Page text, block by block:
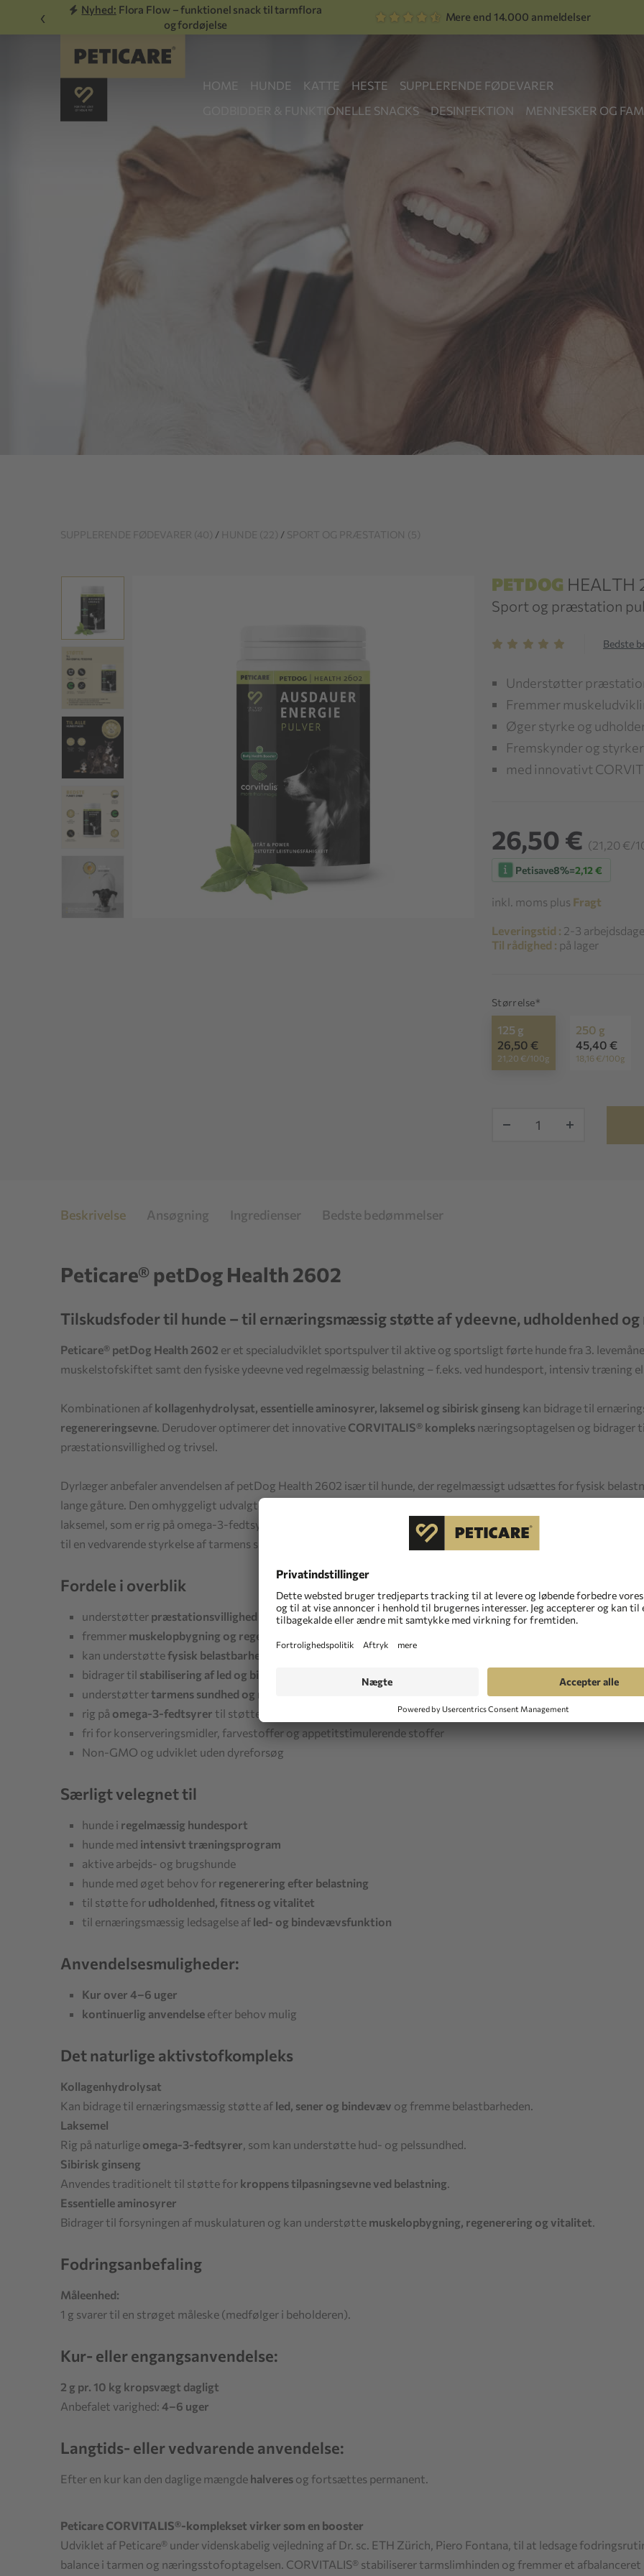
‹ Nyhed: Flora Flow – funktionel snack til tarmflora
og fordøjelse
Mere end 14.000 anmeldelser
HOME HUNDE KATTE HESTE
SUPPLERENDE FØDEVARER
GODBIDDER & FUNKTIONELLE SNACKS
DESINFEKTION MENNESKER OG
SUPPLERENDE FØDEVARER (40) / HUNDE (22) / SPORT OG PRÆSTATION (5)
PETDOG HEALTH
Sport og præstation
Bedste
Understøtter
Fremmer
Øger styrke og
Fremskynder og
med innovativt
26,50 € (21,20 €/
Petisave8%=2,12 €
inkl. moms plus Fragt
Leveringstid : 2-3 arbejdsdage
Til rådighed : på lager
Størrelse*
125 g
26,50 €
21,20 €/100g
250 g
45,40 €
18,16 €/100g
+
Beskrivelse Ansøgning Ingredienser Bedste bedømmelser
Peticare® petDog Health 2602
Tilskudsfoder til hunde – til ernæringsmæssig støtte af ydeevne, udholdenhed
Peticare® petDog Health 2602 er et specialudviklet sportspulver til aktive og sportsligt førte hunde fra 3.
muskelstofskiftet samt den fysiske ydeevne ved regelmæssig belastning – f.eks. ved hundesport, intensiv træning
Kombinationen af kollagenhydrolysat, essentielle aminosyrer, laksemel og sibirisk ginseng kan bidrage til
regenereringsevne . Derudover optimerer det innovative CORVITALIS® kompleks næringsoptagelsen og bidrager
præstationsvillighed og trivsel.
Dyrlæger anbefaler anvendelsen af petDog Health 2602 især til hunde, der regelmæssigt udsættes for fysisk
lange gåture. Den omhyggeligt udvalgte sammensætning indeholder kvalitetsingredienser som kollagen, der
laksemel, som er rig på omega-3-fedtsyrer og kan fremme sund hud og en velplejet pels.
CORVITALIS® komplekset
til en vedvarende styrkelse af tarmens sundhed.
Fordele i overblik
understøtter præstationsvillighed og udholdenhed
fremmer muskelopbygning og regenerering
kan understøttefysisk belastbarhed
bidrager til stabilisering af led og bindevæv
understøttertarmens sundhed og næringsudnyttelse
rig på omega-3-fedtsyrer til støtte for hud og pels
fri for konserveringsmidler, farvestoffer og appetitstimulerende stoffer
Non-GMO og udviklet uden dyreforsøg
Særligt velegnet til
hunde i regelmæssig hundesport
hunde med intensivt træningsprogram
aktive arbejds- og brugshunde
hunde med øget behov for regenerering efter belastning
til støtte for udholdenhed, fitness og vitalitet
til ernæringsmæssig ledsagelse af led- og bindevævsfunktion
Anvendelsesmuligheder:
Kur over 4–6 uger
kontinuerlig anvendelse efter behov mulig
Det naturlige aktivstofkompleks
Kollagenhydrolysat
Kan bidrage til ernæringsmæssig støtte af led, sener og bindevæv og fremme belastbarheden.
Laksemel
Rig på naturlige omega-3-fedtsyrer , som kan understøtte hud- og pelssundhed.
Sibirisk ginseng
Anvendes traditionelt til støtte for kroppens tilpasningsevne ved belastning
Essentielle aminosyrer
Bidrager til forsyningen af muskulaturen og kan understøtte muskelopbygning, regenerering og vitalitet
Fodringsanbefaling
Måleenhed:
1 g svarer til en strøget måleske (medfølger i beholderen).
Kur- eller engangsanvendelse:
2 g pr. 10 kg kropsvægt dagligt
Anbefalet varighed: 4–6 uger
Langtids- eller vedvarende anvendelse:
Efter en kur kan den daglige mængde halveres og fortsættes permanent.
Peticare CORVITALIS®-komplekset virker som en booster
Udviklet af Peticare® under videnskabelig vejledning af Dr. sc. ETH Zürich, Piero Fontana, til at ledsage
balance i tarmen og næringsstofoptagelsen. CORVITALIS® stabiliserer tarmslimhinden og fremmer et